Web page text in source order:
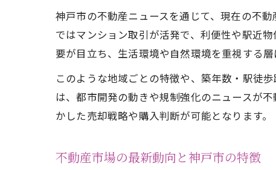
神戸市の不動産ニュースを通じて、現在の不
ではマンション取引が活発で、利便性や駅近
要が目立ち、生活環境や自然環境を重視する層
このような地域ごとの特徴や、築年数・駅徒
は、都市開発の動きや規制強化のニュースが
かした売却戦略や購入判断が可能となります。
不動産市場の最新動向と神戸市の特徴